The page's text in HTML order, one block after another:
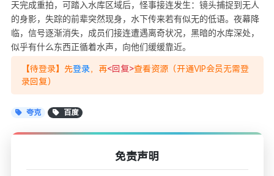
天完成重拍，可踏入水库区域后，怪事接连发生：镜头捕捉到无人
的身影，失踪的前辈突然现身，水下传来若有似无的低语。夜幕降
临，信号逐渐消失，成员们接连遭遇离奇状况，黑暗的水库深处，
似乎有什么东西正循着水声，向他们缓缓靠近。
【待登录】先登录，再<回复>查看资源（开通VIP会员无需登
录回复）
夸克 百度
免责声明